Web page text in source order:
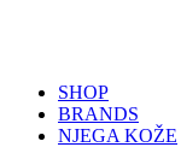
SHOP
BRANDS
NJEGA KOŽE